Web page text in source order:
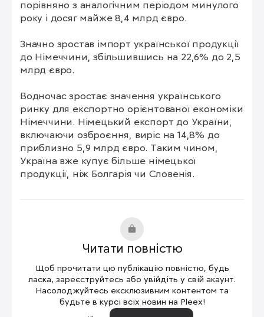
порівняно з аналогічним періодом минулого
року і досяг майже 8,4 млрд євро.
Значно зростав імпорт української продукції
до Німеччини, збільшившись на 22,6% до 2,5
млрд євро.
Водночас зростає значення українського
ринку для експортно орієнтованої економіки
Німеччини. Німецький експорт до України,
включаючи озброєння, виріс на 14,8% до
приблизно 5,9 млрд євро. Таким чином,
Україна вже купує більше німецької
продукції, ніж Болгарія чи Словенія.
Читати повністю
Щоб прочитати цю публікацію повністю, будь
ласка, зареєструйтесь або увійдіть у свій акаунт.
Насолоджуйтесь ексклюзивним контентом та
будьте в курсі всіх новин на Pleex!